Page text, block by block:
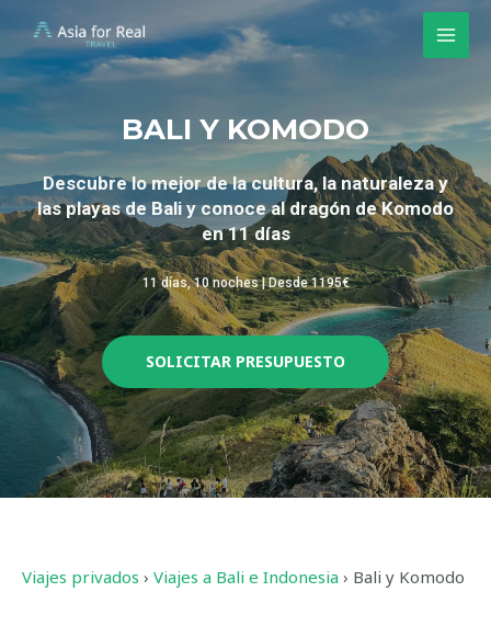
BALI Y KOMODO
Descubre lo mejor de la cultura, la naturaleza y
las playas de Bali y conoce al dragón de Komodo
en 11 días
11 días, 10 noches | Desde 1195€
SOLICITAR PRESUPUESTO
Viajes privados › Viajes a Bali e Indonesia › Bali y Komodo